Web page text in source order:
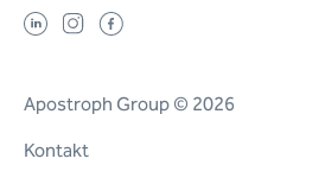
Apostroph Group © 2026
Kontakt